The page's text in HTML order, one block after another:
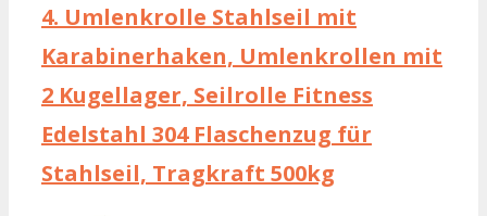
4. Umlenkrolle Stahlseil mit
Karabinerhaken, Umlenkrollen mit
2 Kugellager, Seilrolle Fitness
Edelstahl 304 Flaschenzug für
Stahlseil, Tragkraft 500kg